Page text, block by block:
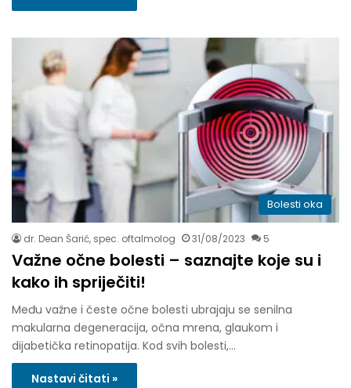
Bolesti oka
dr. Dean Šarić, spec. oftalmolog 31/08/2023 5
Važne očne bolesti – saznajte koje su i
kako ih spriječiti!
Među važne i česte očne bolesti ubrajaju se senilna
makularna degeneracija, očna mrena, glaukom i
dijabetička retinopatija. Kod svih bolesti,…
Nastavi čitati »